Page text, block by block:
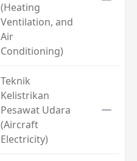
(Heating
Ventilation, and
Air
Conditioning)
Teknik
Kelistrikan
Pesawat Udara
(Aircraft
Electricity)